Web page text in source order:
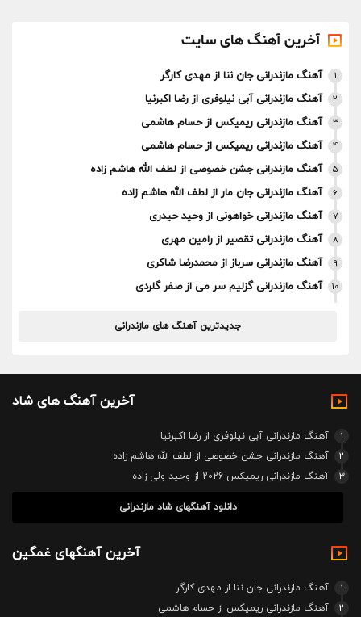
آخرین آهنگ های سایت
1 آهنگ مازندرانی جان ننا از مهدی کارگر
2 آهنگ مازندرانی آبی نیلوفری از رضا اکبرنیا
3 آهنگ مازندرانی ریمیکس از حسام هاشمی
4 آهنگ مازندرانی ریمیکس از حسام هاشمی
5 آهنگ مازندرانی جشن خصوصی از لطف الله هاشم زاده
6 آهنگ مازندرانی جان مار از لطف الله هاشم زاده
7 آهنگ مازندرانی خواهونی از وحید حیدری
8 آهنگ مازندرانی تقصیر از رامین مهری
9 آهنگ مازندرانی سرباز از محمدرضا شاکری
10 آهنگ مازندرانی گزلیم سر می از صفر گلردی
جدیدترین آهنگ های مازندرانی
آخرین آهنگ های شاد
1
آهنگ مازندرانی آبی نیلوفری از رضا اکبرنیا
2
آهنگ مازندرانی جشن خصوصی از لطف الله هاشم زاده
3
آهنگ مازندرانی ریمیکس 2026 از وحید ولی زاده
دانلود آهنگهای شاد مازندرانی
آخرین آهنگهای غمگین
1
آهنگ مازندرانی جان ننا از مهدی کارگر
2
آهنگ مازندرانی ریمیکس از حسام هاشمی